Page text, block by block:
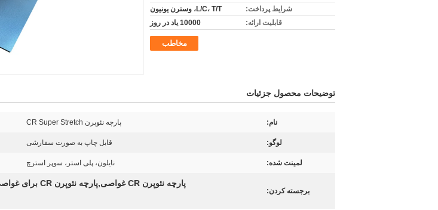
شرایط پرداخت:
L/C، T/T، وسترن یونیون
قابلیت ارائه:
10000 یاد در روز
مخاطب
توضیحات محصول جزئیات
نام: پارچه نئوپرن CR Super Stretch
لوگو: قابل چاپ به صورت سفارشی
لمینت شده: نایلون، پلی استر، سوپر استرچ
برجسته کردن:
پارچه نئوپرن CR غواصی,پارچه نئوپرن CR برای غواصی,پارچه نئوپرن CR Super Stretch